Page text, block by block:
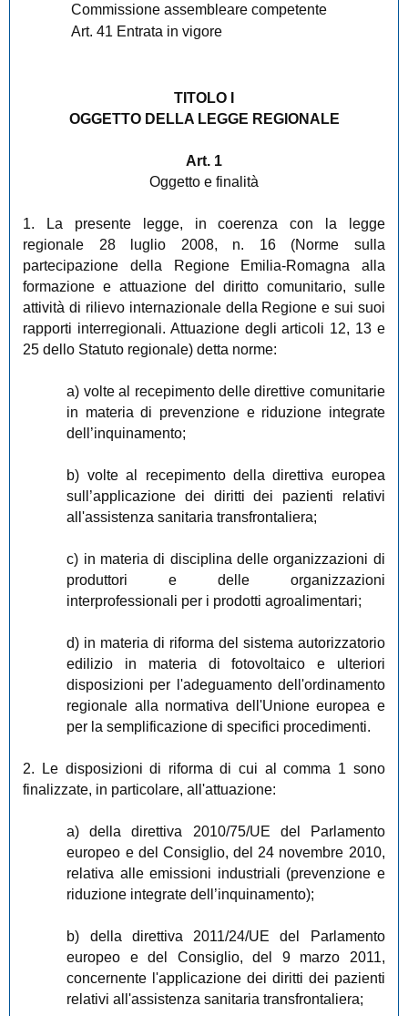
Commissione assembleare competente
Art. 41 Entrata in vigore
TITOLO I
OGGETTO DELLA LEGGE REGIONALE
Art. 1
Oggetto e finalità
1. La presente legge, in coerenza con la legge
regionale 28 luglio 2008, n. 16 (Norme sulla
partecipazione della Regione Emilia-Romagna alla
formazione e attuazione del diritto comunitario, sulle
attività di rilievo internazionale della Regione e sui suoi
rapporti interregionali. Attuazione degli articoli 12, 13 e
25 dello Statuto regionale) detta norme:
a) volte al recepimento delle direttive comunitarie
in materia di prevenzione e riduzione integrate
dell’inquinamento;
b) volte al recepimento della direttiva europea
sull’applicazione dei diritti dei pazienti relativi
all'assistenza sanitaria transfrontaliera;
c) in materia di disciplina delle organizzazioni di
produttori e delle organizzazioni
interprofessionali per i prodotti agroalimentari;
d) in materia di riforma del sistema autorizzatorio
edilizio in materia di fotovoltaico e ulteriori
disposizioni per l'adeguamento dell'ordinamento
regionale alla normativa dell'Unione europea e
per la semplificazione di specifici procedimenti.
2. Le disposizioni di riforma di cui al comma 1 sono
finalizzate, in particolare, all'attuazione:
a) della direttiva 2010/75/UE del Parlamento
europeo e del Consiglio, del 24 novembre 2010,
relativa alle emissioni industriali (prevenzione e
riduzione integrate dell’inquinamento);
b) della direttiva 2011/24/UE del Parlamento
europeo e del Consiglio, del 9 marzo 2011,
concernente l'applicazione dei diritti dei pazienti
relativi all'assistenza sanitaria transfrontaliera;